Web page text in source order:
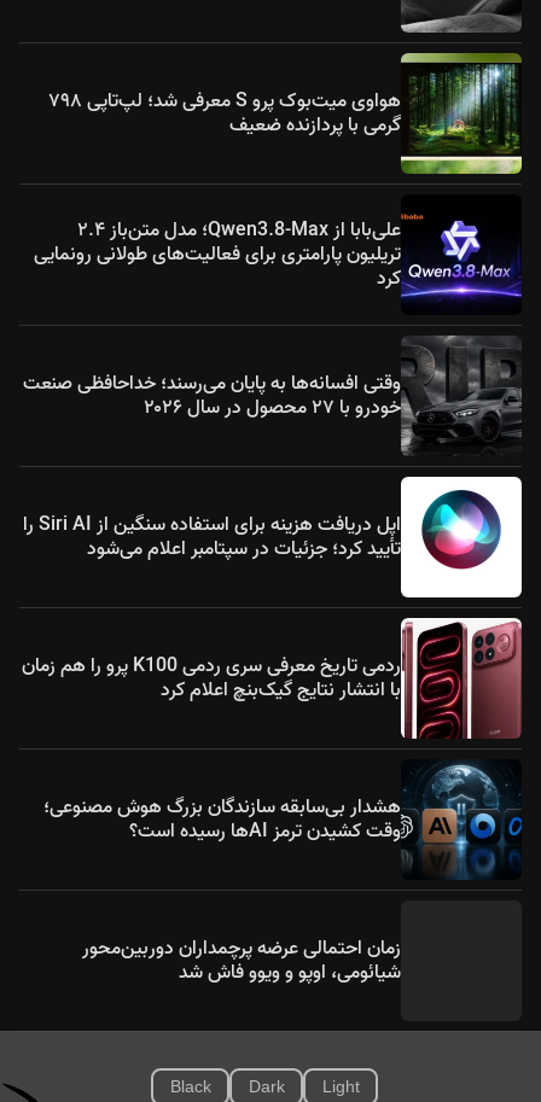
هواوی میت‌بوک پرو S معرفی شد؛ لپ‌تاپی ۷۹۸
گرمی با پردازنده ضعیف
علی‌بابا از Qwen3.8-Max؛ مدل متن‌باز ۲.۴
تریلیون پارامتری برای فعالیت‌های طولانی رونمایی
کرد
وقتی افسانه‌ها به پایان می‌رسند؛ خداحافظی صنعت
خودرو با ۲۷ محصول در سال ۲۰۲۶
اپل دریافت هزینه برای استفاده سنگین از Siri AI را
تأیید کرد؛ جزئیات در سپتامبر اعلام می‌شود
ردمی تاریخ معرفی سری ردمی K100 پرو را هم زمان
با انتشار نتایج گیک‌بنچ اعلام کرد
هشدار بی‌سابقه سازندگان بزرگ هوش مصنوعی؛
وقت کشیدن ترمز AIها رسیده است؟
زمان احتمالی عرضه پرچمداران دوربین‌محور
شیائومی، اوپو و ویوو فاش شد
Light
Dark
Black